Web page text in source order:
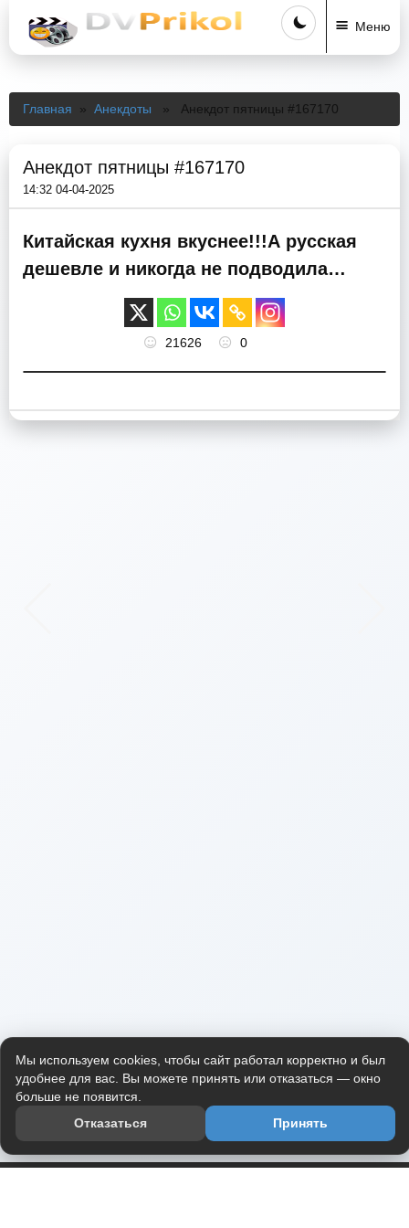
Меню
Главная » Анекдоты » Анекдот пятницы #167170
Анекдот пятницы #167170
14:32 04-04-2025
Китайская кухня вкуснее!!!А русская
дешевле и никогда не подводила…
21626 0
Мы используем cookies, чтобы сайт работал корректно и был
удобнее для вас. Вы можете принять или отказаться — окно
больше не появится.
Отказаться
Принять